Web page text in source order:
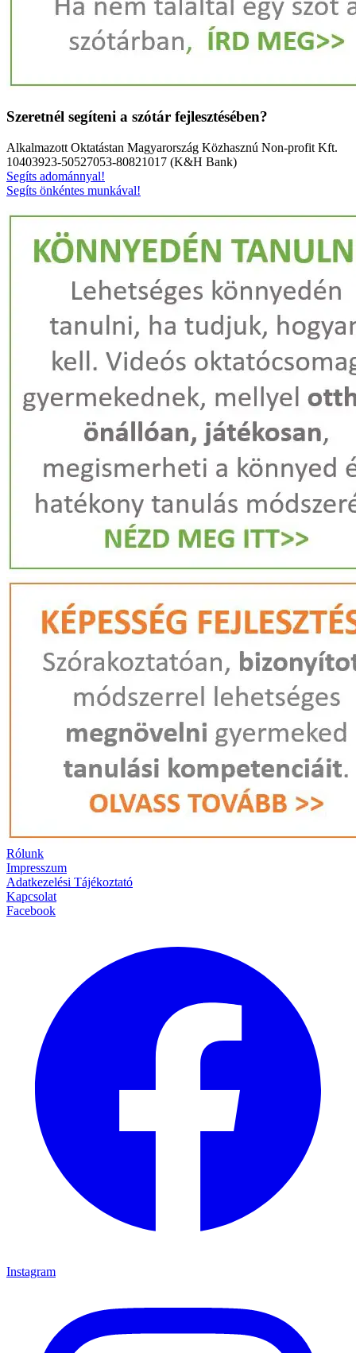
Szeretnél segíteni a szótár fejlesztésében?
Alkalmazott Oktatástan Magyarország Közhasznú Non-profit Kft.
10403923-50527053-80821017 (K&H Bank)
Segíts adománnyal!
Segíts önkéntes munkával!
Rólunk
Impresszum
Adatkezelési Tájékoztató
Kapcsolat
Facebook
Instagram